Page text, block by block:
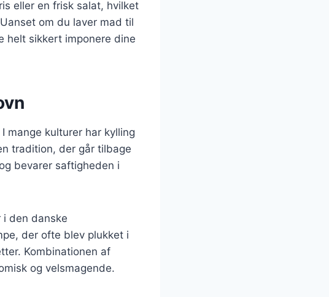
eller en frisk salat, hvilket
om du laver mad til
helt sikkert imponere dine
mange kulturer har kylling
tradition, der går tilbage
bevarer saftigheden i
i den danske
der ofte blev plukket i
Kombinationen af
og velsmagende.